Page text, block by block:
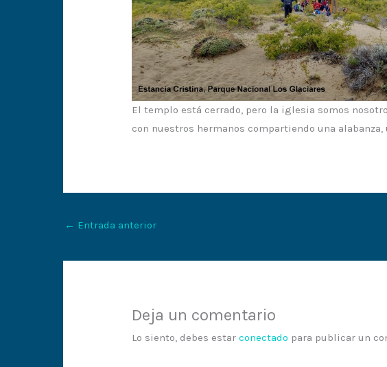
El templo está cerrado, pero la iglesia somos
con nuestros hermanos compartiendo una alabanza,
← Entrada anterior
Deja un comentario
Lo siento, debes estarconectado para publicar un